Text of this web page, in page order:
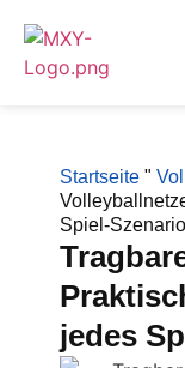
Startseite "
Spiel-Szenario
jedes